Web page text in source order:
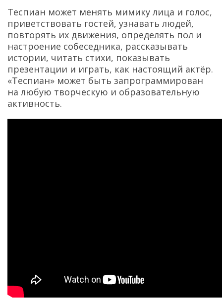
Теспиан может менять мимику лица и голос,
приветствовать гостей, узнавать людей,
повторять их движения, определять пол и
настроение собеседника, рассказывать
истории, читать стихи, показывать
презентации и играть, как настоящий актёр.
«Теспиан» может быть запрограммирован
на любую творческую и образовательную
активность.